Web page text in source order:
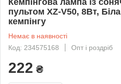
пультом XZ-V50, 8Вт,
кемпінгу
Немає в наявності
Код: 234575168
Опт і роздріб
222 ₴